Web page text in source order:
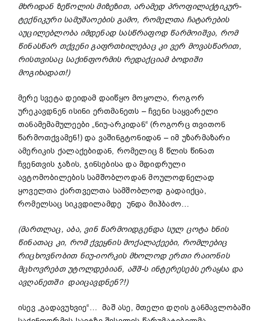
მხრიდან ზეწოლის მიზეზით, არამედ პროფილაქტიკურ-
ტექნიკური სამუშაოების გამო, რომელთა ჩატარების
აუცილებლობა იმდენად სასწრაფოდ წარმოიშვა, რომ
წინასწარ თქვენი გაფრთხილებაც კი ვერ მოვასწარით,
რისთვისაც საქინფორმის რედაქციამ ბოდიში
მოგიხადათ!)
მერე სვეტა დეიდამ დაიწყო მოყოლა, როგორ
ურეკავდნენ ისინი ერთმანეთს – ჩვენი საყვარელი
თანამემამულეები „ნიუ-არკიდან“ (როგორც თვითონ
წარმოთქვამენ!) და ვაშინგტონიდან – იმ უზარმაზარი
ამერიკის ქალაქებიდან, რომელიც 8 წლის წინათ
ჩვენთვის ჯაზის, ჯინსებისა და მდიდრული
ავტომობილების სამშობლოდან მოულოდნელად
ყოველთა ქართველთა სამშობლოდ გადაიქცა,
რომელსაც სიკვდილამდე უნდა მიჰბაძო…
(მართლაც, აბა, ვინ წარმოიდგენდა სულ ცოტა ხნის
წინათაც კი, რომ ქვეყნის მოქალაქეები, რომლებიც
რიცხოვნობით ნიუ-იორკის მხოლოდ ერთი რაიონის
მცხოვრებთ უტოლდებიან, აშშ-ს ინტერესებსერაყსა და
ავღანეთში დაიცავდნენ?!)
ისევ „გადავუხვიე“… მაშ ასე, მთელი დღის განმავლობაში